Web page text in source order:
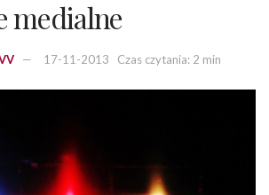
medialne
17-11-2013 Czas czytania: 2 min